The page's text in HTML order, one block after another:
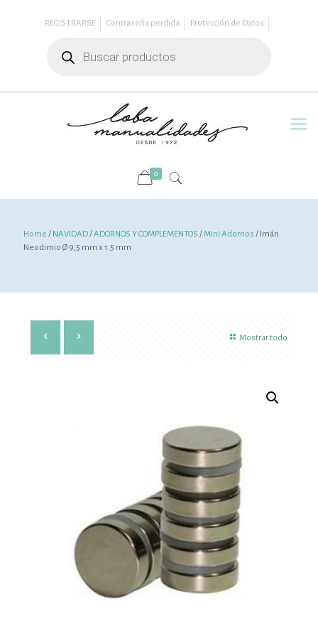
REGISTRARSE Contraseña perdida
Protección de Datos
productos
0
Home / NAVIDAD/ADORNOS Y COMPLEMENTOS /Mini Adornos / Imán
Neodimio Ø 9,5 mm x 1.5 mm
Mostrar todo